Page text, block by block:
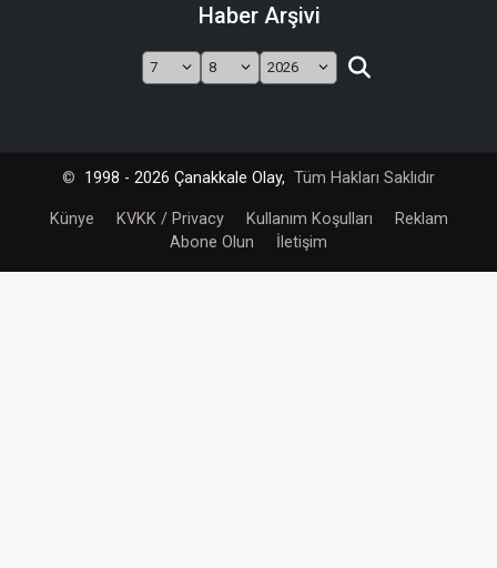
Haber Arşivi
© 1998 - 2026 Çanakkale Olay, Tüm Hakları Saklıdır
Künye KVKK / Privacy Kullanım Koşulları
Reklam
Abone Olun
İletişim